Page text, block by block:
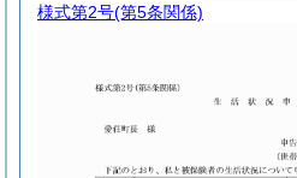
様式第2号(第5条関係)